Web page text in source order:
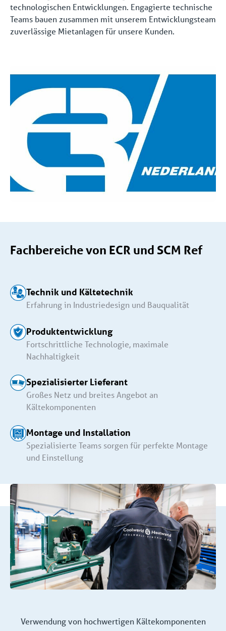
technologischen Entwicklungen. Engagierte technische
Teams bauen zusammen mit unserem Entwicklungsteam
zuverlässige Mietanlagen für unsere Kunden.
Fachbereiche von ECR und SCM Ref
Technik und Kältetechnik
Erfahrung in Industriedesign und Bauqualität
Produktentwicklung
Fortschrittliche Technologie, maximale
Nachhaltigkeit
Spezialisierter Lieferant
Großes Netz und breites Angebot an
Kältekomponenten
Montage und Installation
Spezialisierte Teams sorgen für perfekte Montage
und Einstellung
Verwendung von hochwertigen Kältekomponenten